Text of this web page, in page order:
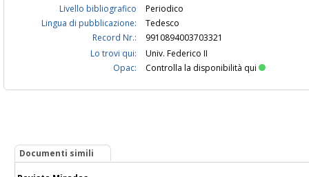
Livello bibliografico
Periodico
Lingua di pubblicazione:
Tedesco
Record Nr.:
9910894003703321
Lo trovi qui:
Univ. Federico II
Opac:
Controlla la disponibilità qui
Documenti simili